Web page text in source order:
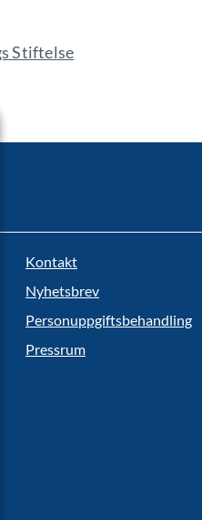
Stiftelse
Kontakt
Nyhetsbrev
Personuppgiftsbehandling
Pressrum